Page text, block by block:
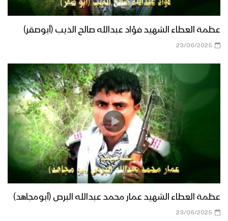
عظمة العطاء الشهيد فؤاد عبدالله صالح الذيب (أبوصقر)
23/06/2025
عظمة العطاء الشهيد عمار محمد عبدالله البرص (أبومجاهد)
23/06/2025